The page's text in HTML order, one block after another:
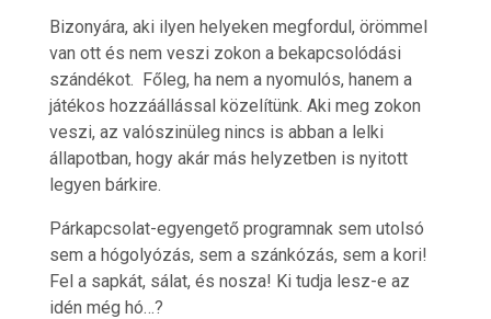
Bizonyára, aki ilyen helyeken megfordul, örömmel
van ott és nem veszi zokon a bekapcsolódási
szándékot. Főleg, ha nem a nyomulós, hanem a
játékos hozzáállással közelítünk. Aki meg zokon
veszi, az valószinüleg nincs is abban a lelki
állapotban, hogy akár más helyzetben is nyitott
legyen bárkire.
Párkapcsolat-egyengető programnak sem utolsó
sem a hógolyózás, sem a szánkózás, sem a kori!
Fel a sapkát, sálat, és nosza! Ki tudja lesz-e az
idén még hó…?